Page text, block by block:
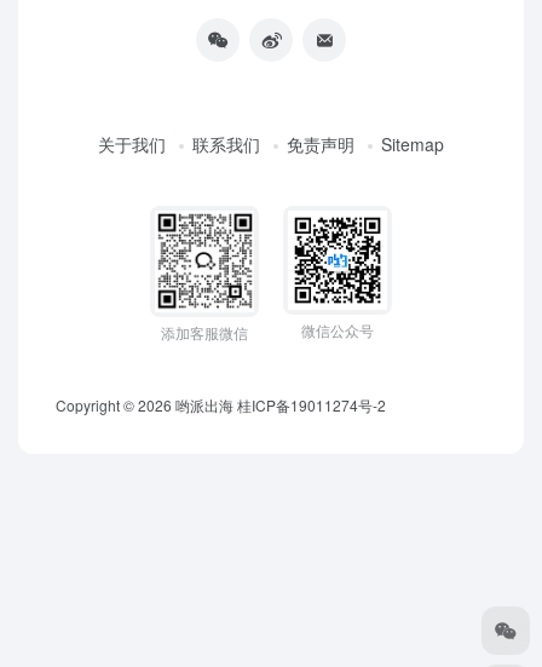
关于我们 联系我们 免责声明 Sitemap
添加客服微信 微信公众号
Copyright © 2026 哟派出海桂ICP备19011274号-2